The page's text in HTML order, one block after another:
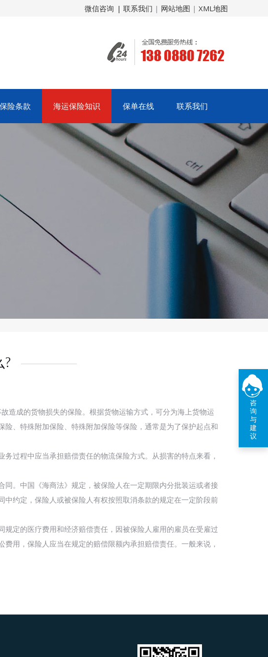
| 联系我们 | 网站地图 | XML地图
微信咨询
保险条款 海运保险知识 保单在线 联系我们
成的货物损失的保险。根据货物运输方式，可分为海上货物运
、特殊附加保险、特殊附加保险等保险，通常是为了保护起点和
程中应当承担赔偿责任的物流保险方式。从损害的特点来看，
中国《海商法》规定，被保险人在一定期限内分批装运或者接
约定，保险人或被保险人有权按照取消条款的规定在一定阶段前
的医疗费用和经济赔偿责任，因被保险人雇用的雇员在受雇过
用，保险人应当在规定的赔偿限额内承担赔偿责任。一般来说，
咨
询
与
建
议